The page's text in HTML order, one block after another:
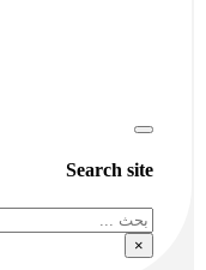
Search site
بحث
×